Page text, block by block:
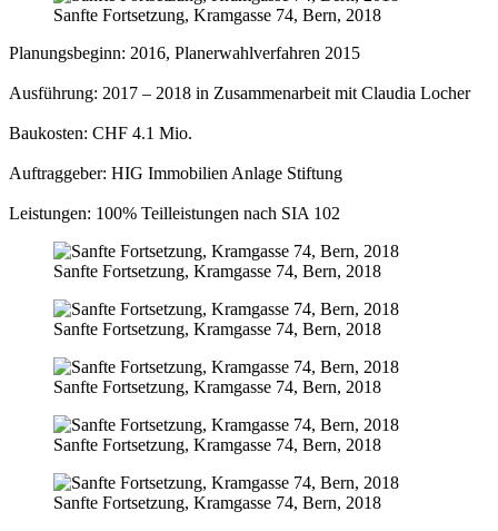
Sanfte Fortsetzung, Kramgasse 74, Bern, 2018
Planungsbeginn: 2016, Planerwahlverfahren 2015
Ausführung: 2017 – 2018 in Zusammenarbeit mit Claudia Locher
Baukosten: CHF 4.1 Mio.
Auftraggeber: HIG Immobilien Anlage Stiftung
Leistungen: 100% Teilleistungen nach SIA 102
Sanfte Fortsetzung, Kramgasse 74, Bern, 2018
Sanfte Fortsetzung, Kramgasse 74, Bern, 2018
Sanfte Fortsetzung, Kramgasse 74, Bern, 2018
Sanfte Fortsetzung, Kramgasse 74, Bern, 2018
Sanfte Fortsetzung, Kramgasse 74, Bern, 2018